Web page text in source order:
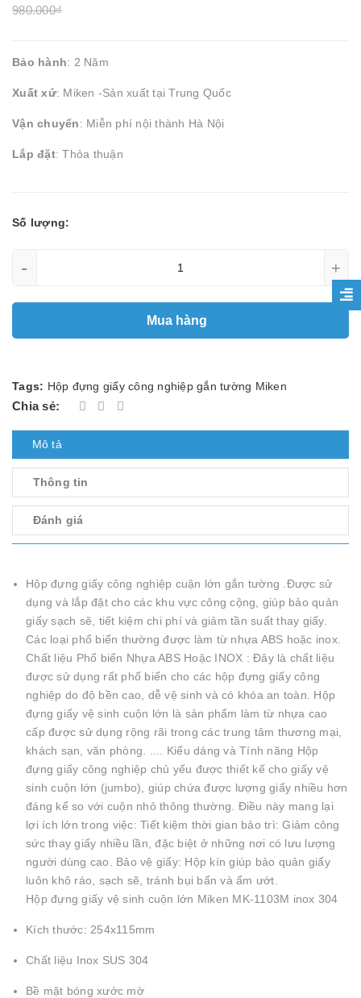
980.000₫
Bảo hành: 2 Năm
Xuất xứ: Miken -Sản xuất tại Trung Quốc
Vận chuyển: Miễn phí nội thành Hà Nội
Lắp đặt: Thỏa thuận
Số lượng:
- +
Mua hàng
Tags: Hộp đựng giấy công nghiệp gắn tường Miken
Chia sẻ:
Mô tả
Thông tin
Đánh giá
Hộp đựng giấy công nghiệp cuận lớn gắn tường .Được sử
dụng và lắp đặt cho các khu vực công cộng, giúp bảo quản
giấy sạch sẽ, tiết kiệm chi phí và giảm tần suất thay giấy.
Các loại phổ biến thường được làm từ nhựa ABS hoặc inox.
Chất liệu Phổ biến Nhựa ABS Hoặc INOX : Đây là chất liệu
được sử dụng rất phổ biến cho các hộp đựng giấy công
nghiệp do độ bền cao, dễ vệ sinh và có khóa an toàn. Hộp
đựng giấy vệ sinh cuộn lớn là sản phẩm làm từ nhựa cao
cấp được sử dụng rộng rãi trong các trung tâm thương mại,
khách sạn, văn phòng. .... Kiểu dáng và Tính năng Hộp
đựng giấy công nghiệp chủ yếu được thiết kế cho giấy vệ
sinh cuộn lớn (jumbo), giúp chứa được lượng giấy nhiều hơn
đáng kể so với cuộn nhỏ thông thường. Điều này mang lại
lợi ích lớn trong việc: Tiết kiệm thời gian bảo trì: Giảm công
sức thay giấy nhiều lần, đặc biệt ở những nơi có lưu lượng
người dùng cao. Bảo vệ giấy: Hộp kín giúp bảo quản giấy
luôn khô ráo, sạch sẽ, tránh bụi bẩn và ẩm ướt.
Hộp đựng giấy vệ sinh cuộn lớn Miken MK-1103M inox 304
Kích thước: 254x115mm
Chất liệu Inox SUS 304
Bề mặt bóng xước mờ